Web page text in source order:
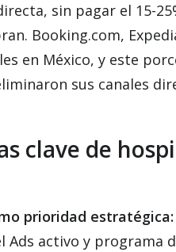
sin pagar el 15-
Booking.com,
en México, y este
sus canales
clave de
prioridad estratégica:
Ads activo y programa